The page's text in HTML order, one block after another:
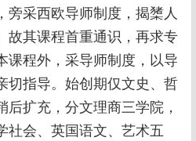
旁采西欧导师制度，揭橥人
故其课程首重通识，再求专
课程外，采导师制度，以导
切指导。始创期仅文史、哲
扩充，分文理商三学院，
社会、英国语文、艺术五